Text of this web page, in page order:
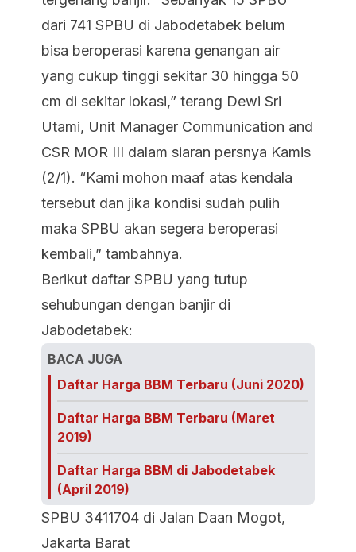
dari 741 SPBU di Jabodetabek belum
bisa beroperasi karena genangan air
yang cukup tinggi sekitar 30 hingga 50
cm di sekitar lokasi,” terang Dewi Sri
Utami, Unit Manager Communication and
CSR MOR III dalam siaran persnya Kamis
(2/1). “Kami mohon maaf atas kendala
tersebut dan jika kondisi sudah pulih
maka SPBU akan segera beroperasi
kembali,” tambahnya.
Berikut daftar SPBU yang tutup
sehubungan dengan banjir di
Jabodetabek:
BACA JUGA
Daftar Harga BBM Terbaru (Juni 2020)
Daftar Harga BBM Terbaru (Maret
2019)
Daftar Harga BBM di Jabodetabek
(April 2019)
SPBU 3411704 di Jalan Daan Mogot,
Jakarta Barat